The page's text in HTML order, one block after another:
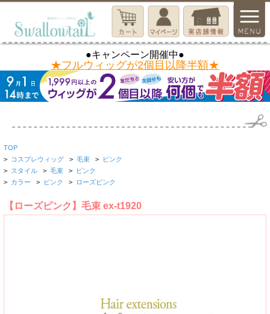
●キャンペーン開催中●
★フルウィッグが2個目以降半額★
TOP
> コスプレウィッグ > 毛束 > ピンク
> スタイル > 毛束 > ピンク
> カラー > ピンク > ローズピンク
【ローズピンク】毛束 ex-t1920